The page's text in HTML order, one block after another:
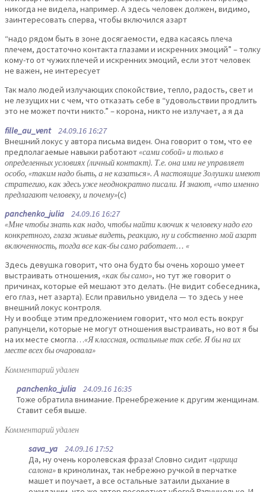
никогда не видела, например. А здесь человек должен, видимо,
заинтересовать сперва, чтобы включился азарт
“надо рядом быть в зоне досягаемости, едва касаясь плеча
плечем, достаточно контакта глазами и искренних эмоций” – толку
кому-то от чужих плечей и искренних эмоций, если этот человек
не важен, не интересует
Так мало людей излучающих спокойствие, тепло, радость, свет и
не лезущих ни с чем, что отказать себе в “удовольствии продлить
это не может почти никто.” – корона, никто не излучает, а я да
fille_au_vent24.09.16 16:27
Внешний локус у автора письма виден. Она говорит о том, что ее
предполагаемые навыки работают«сами собой» и только в
определенных условиях (личный контакт). Т.е. она ими не управляет
особо, «таким надо быть, а не казаться». А настоящие Золушки имеют
стратегию, как здесь уже неоднократно писали. И знают, «что именно
предлагают человеку, и почему»(с)
panchenko_julia 24.09.16 16:27
«Мне чтобы знать как надо, чтобы найти ключик к человеку надо его
конкретного, глаза живые видеть, реакцию, ну и собственно мой азарт
включенность, тогда все как-бы само работает… «
Здесь девушка говорит, что она будто бы очень хорошо умеет
выстраивать отношения, «как бы само», но тут же говорит о
причинах, которые ей мешают это делать. (Не видит собеседника,
его глаз, нет азарта). Если правильно увидела — то здесь у нее
внешний локус контроля.
Ну и вообще этим предложением говорит, что мол есть вокруг
рапунцели, которые не могут отношения выстраивать, но вот я бы
на их месте смогла…«Я классная, остальные так себе. Я бы на их
месте всех бы очаровала»
Комментарий удален
panchenko_julia 24.09.16 16:35
Тоже обратила внимание. Пренебрежение к другим женщинам.
Ставит себя выше.
Комментарий удален
sava_ya 24.09.16 17:52
Да, ну очень королевская фраза! Словно сидит«царица
салона»в кринолинах, так небрежно ручкой в перчатке
машет и поучает, а все остальные затаили дыхание в